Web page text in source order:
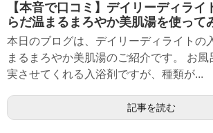
【本音で口コミ】デイリーディライ
らだ温まるまろやか美肌湯を使って
本日のブログは、デイリーディライトの
まるまろやか美肌湯のご紹介です。 お
実させてくれる入浴剤ですが、種類が...
記事を読む